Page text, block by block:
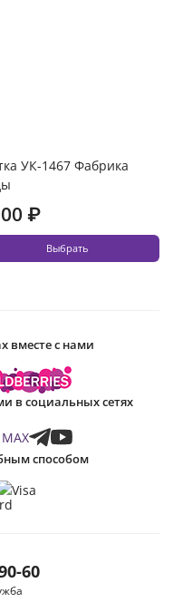
УК-1467 Фабрика
₽
Выбрать
60
вместе с нами
в социальных сетях
способом